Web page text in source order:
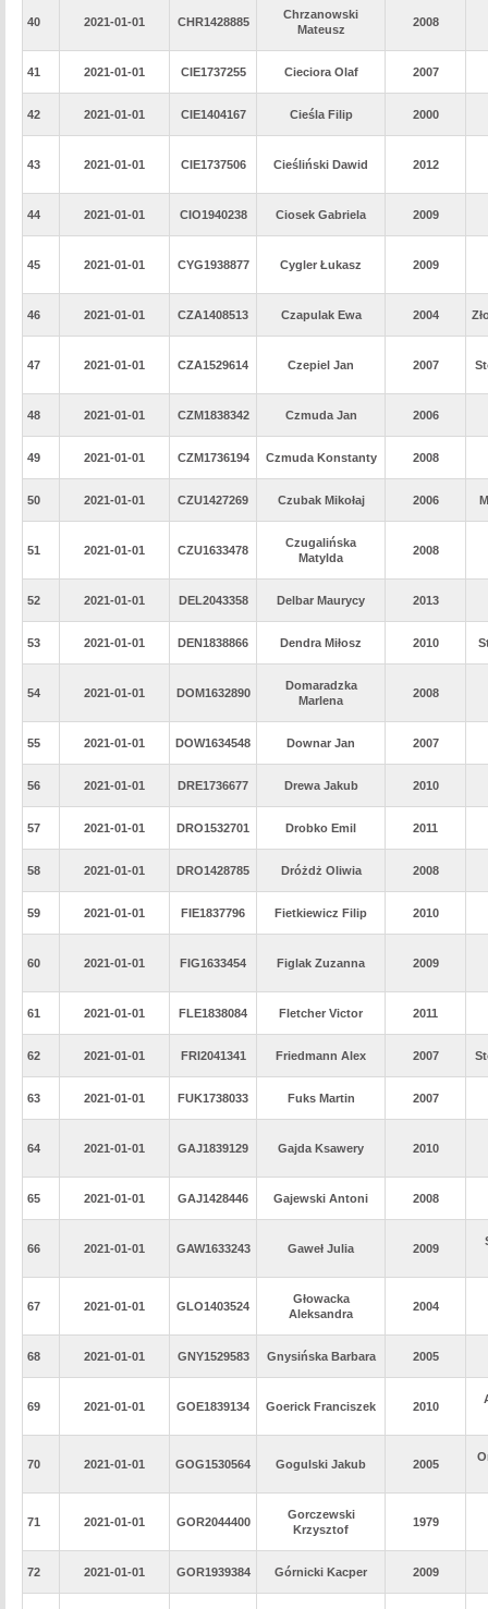
40 2021-01-01 CHR1428885
Chrzanowski
Mateusz
2008
41 2021-01-01 CIE1737255 Cieciora Olaf 2007
42 2021-01-01 CIE1404167 Cieśla Filip 2000
43 2021-01-01 CIE1737506 Cieśliński Dawid 2012
44 2021-01-01 CIO1940238 Ciosek Gabriela 2009
45 2021-01-01 CYG1938877 Cygler Łukasz 2009
46 2021-01-01 CZA1408513 Czapulak Ewa 2004
47 2021-01-01 CZA1529614 Czepiel Jan 2007
48 2021-01-01 CZM1838342 Czmuda Jan 2006
49 2021-01-01 CZM1736194 Czmuda Konstanty 2008
50 2021-01-01 CZU1427269 Czubak Mikołaj 2006
51 2021-01-01 CZU1633478
Czugalińska
Matylda
2008
52 2021-01-01 DEL2043358 Delbar Maurycy 2013
53 2021-01-01 DEN1838866 Dendra Miłosz 2010
54 2021-01-01 DOM1632890
Domaradzka
Marlena
2008
55 2021-01-01 DOW1634548 Downar Jan 2007
56 2021-01-01 DRE1736677 Drewa Jakub 2010
57 2021-01-01 DRO1532701 Drobko Emil 2011
58 2021-01-01 DRO1428785 Dróżdż Oliwia 2008
59 2021-01-01 FIE1837796 Fietkiewicz Filip 2010
60 2021-01-01 FIG1633454 Figlak Zuzanna 2009
61 2021-01-01 FLE1838084 Fletcher Victor 2011
62 2021-01-01 FRI2041341 Friedmann Alex 2007
63 2021-01-01 FUK1738033 Fuks Martin 2007
64 2021-01-01 GAJ1839129 Gajda Ksawery 2010
65 2021-01-01 GAJ1428446 Gajewski Antoni 2008
66 2021-01-01 GAW1633243 Gaweł Julia 2009
67 2021-01-01 GLO1403524
Głowacka
Aleksandra
2004
68 2021-01-01 GNY1529583 Gnysińska Barbara 2005
69 2021-01-01 GOE1839134 Goerick Franciszek 2010
70 2021-01-01 GOG1530564 Gogulski Jakub 2005
71 2021-01-01 GOR2044400
Gorczewski
Krzysztof
1979
72 2021-01-01 GOR1939384 Górnicki Kacper 2009